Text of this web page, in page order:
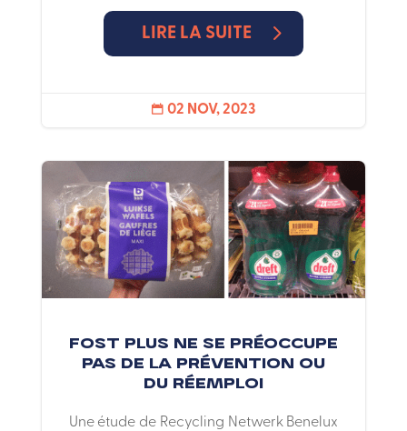
LIRE LA SUITE
 02 NOV, 2023
Fost Plus ne se préoccupe
pas de la prévention ou
du réemploi
Une étude de Recycling Netwerk Benelux